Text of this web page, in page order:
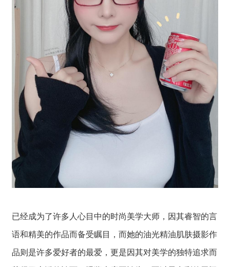
已经成为了许多人心目中的时尚美学大师，因其睿智的言
语和精美的作品而备受瞩目，而她的油光精油肌肤摄影作
品则是许多爱好者的最爱，更是因其对美学的独特追求而